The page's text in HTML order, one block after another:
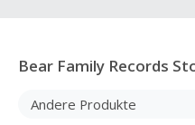
Bear Family Records
Andere Produkte